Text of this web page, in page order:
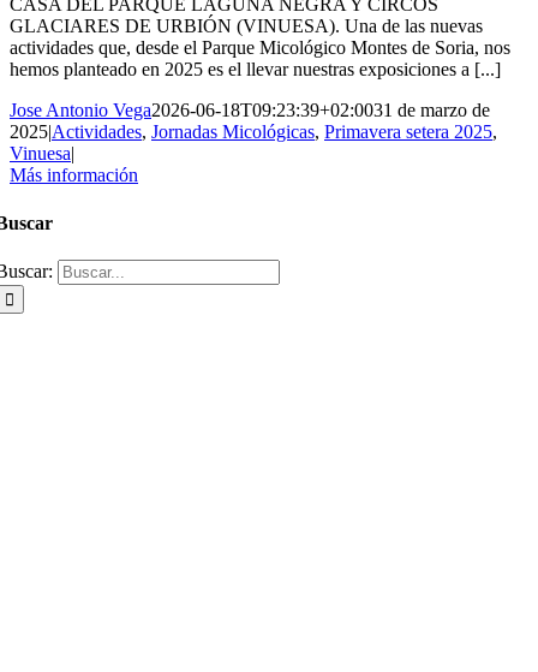
CASA DEL PARQUE LAGUNA NEGRA Y CIRCOS
GLACIARES DE URBIÓN (VINUESA). Una de las nuevas
actividades que, desde el Parque Micológico Montes de Soria, nos
hemos planteado en 2025 es el llevar nuestras exposiciones a [...]
Jose Antonio Vega2026-06-18T09:23:39+02:0031 de marzo de
2025|Actividades, Jornadas Micológicas, Primavera setera 2025,
Vinuesa|
Más información